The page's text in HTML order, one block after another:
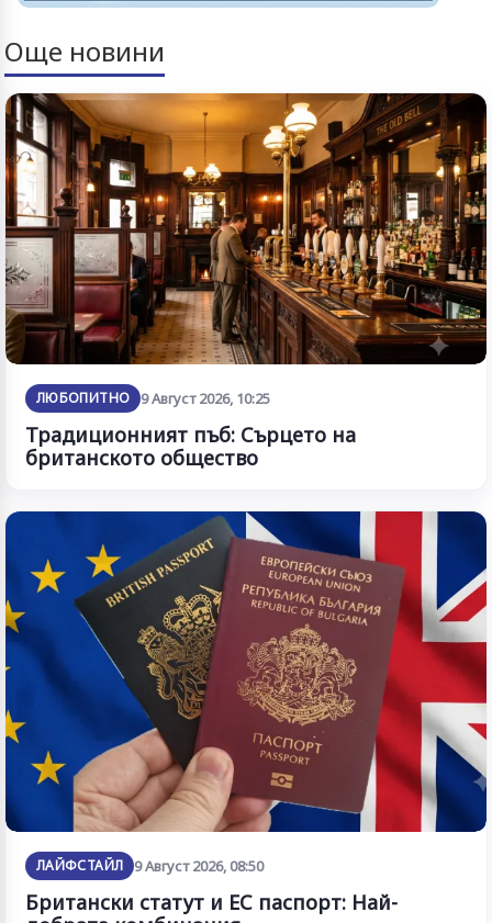
Още новини
ЛЮБОПИТНО 9 Август 2026, 10:25
Традиционният пъб: Сърцето на
британското общество
ЛАЙФСТАЙЛ 9 Август 2026, 08:50
Британски статут и ЕС паспорт: Най-